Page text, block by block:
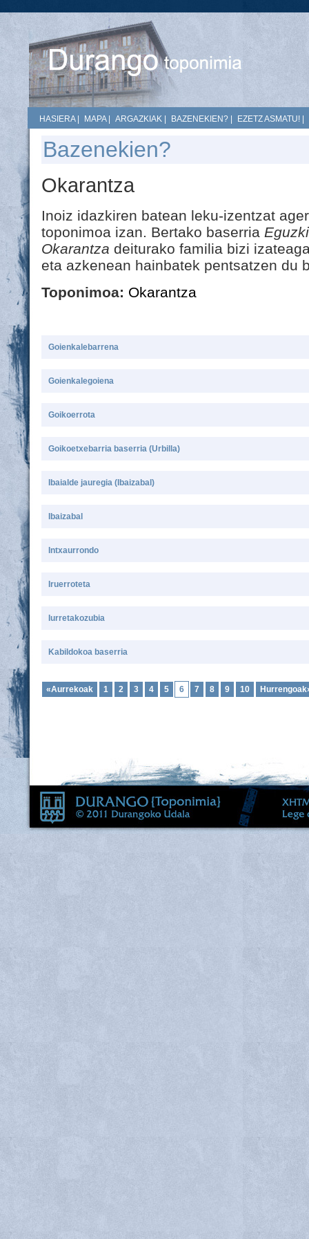
HASIERA| MAPA| ARGAZKIAK BAZENEKIEN? EZETZ ASMATU!
Bazenekien?
Okarantza
Inoiz idazkiren batean leku-izentzat
toponimoa izan. Bertako baserria
Okarantza deiturako familia bizi
eta azkenean hainbatek pentsatzen du
Toponimoa: Okarantza
Goienkalebarrena
Goienkalegoiena
Goikoerrota
Goikoetxebarria baserria (Urbilla)
Ibaialde jauregia (Ibaizabal)
Ibaizabal
Intxaurrondo
Iruerroteta
Iurretakozubia
Kabildokoa baserria
«Aurrekoak 1 2 3 4 5 6 7 8 9 10